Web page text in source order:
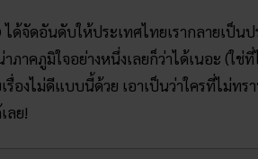
ด้จัดอันดับให้ประเทศไทยเรากลายเป็น
ภาคภูมิใจอย่างหนึ่งเลยก็ว่าได้เนอะ (ใช่
องไม่ดีแบบนี้ด้วย เอาเป็นว่าใครที่ไม่ทร
ลย!